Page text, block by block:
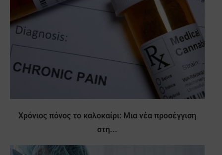
Χρόνιος πόνος το καλοκαίρι: Μια νέα προσέγγιση
στη...